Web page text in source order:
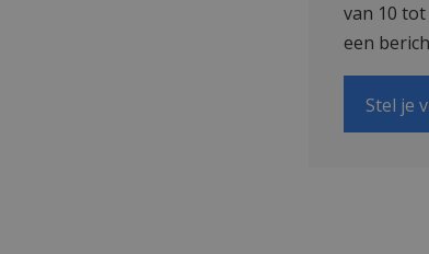
van 10
een
Stel je